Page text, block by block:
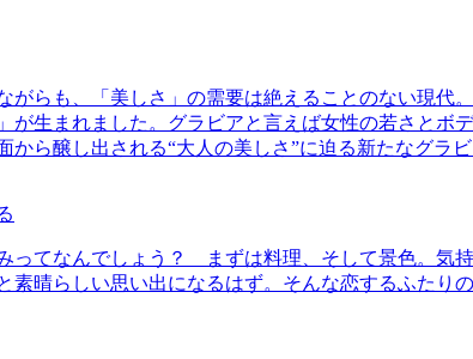
がらも、「美しさ」の需要は絶えることのない現
が生まれました。グラビアと言えば女性の若さとボ
から醸し出される“大人の美しさ”に迫る新たなグラビ
ってなんでしょう？ まずは料理、そして景色。気
素晴らしい思い出になるはず。そんな恋するふたり